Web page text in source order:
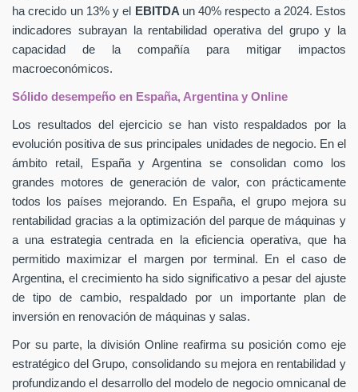
ha crecido un 13% y el
EBITDA un 40% respecto a 2024. Estos
indicadores subrayan la rentabilidad operativa del grupo y la
capacidad de la compañía para mitigar impactos
macroeconómicos.
Sólido desempeño en España, Argentina y Online
Los resultados del ejercicio se han visto respaldados por la
evolución positiva de sus principales unidades de negocio. En el
ámbito retail, España y Argentina se consolidan como los
grandes motores de generación de valor, con prácticamente
todos los países mejorando. En España, el grupo mejora su
rentabilidad gracias a la optimización del parque de máquinas y
a una estrategia centrada en la eficiencia operativa, que ha
permitido maximizar el margen por terminal. En el caso de
Argentina, el crecimiento ha sido significativo a pesar del ajuste
de tipo de cambio, respaldado por un importante plan de
inversión en renovación de máquinas y salas.
Por su parte, la división Online reafirma su posición como eje
estratégico del Grupo, consolidando su mejora en rentabilidad y
profundizando el desarrollo del modelo de negocio omnicanal de